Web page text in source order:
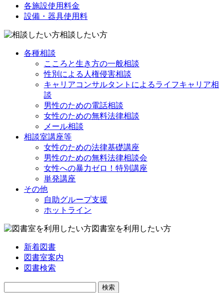
各施設使用料金
設備・器具使用料
相談したい方
各種相談
こころと生き方の一般相談
性別による人権侵害相談
キャリアコンサルタントによるライフキャリア相
談
男性のための電話相談
女性のための無料法律相談
メール相談
相談室講座等
女性のための法律基礎講座
男性のための無料法律相談会
女性への暴力ゼロ！特別講座
単発講座
その他
自助グループ支援
ホットライン
図書室を利用したい方
新着図書
図書室案内
図書検索
Search